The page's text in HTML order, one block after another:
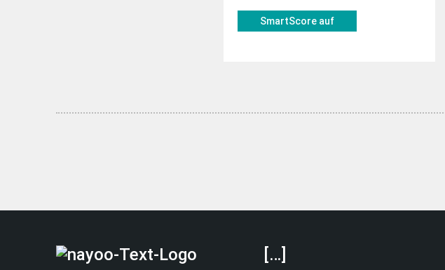
SmartScore auf
[…]